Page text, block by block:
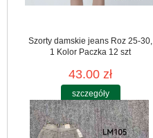
Szorty damskie jeans Roz 25-30,
1 Kolor Paczka 12 szt
43.00 zł
szczegóły